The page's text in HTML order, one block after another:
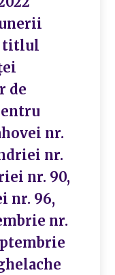
titlul
de
nr.
nr.
nr. 90,
nr. 96,
nr.